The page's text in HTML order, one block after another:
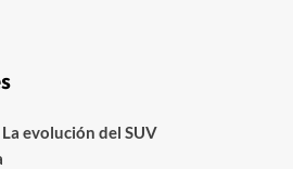
evolución del SUV